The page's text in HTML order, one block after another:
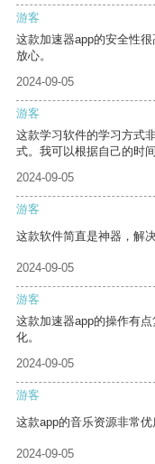
游客
这款加速器app的安全性
放心。
2024-09-05
游客
这款学习软件的学习方式
式。我可以根据自己的时
2024-09-05
游客
这款软件简直是神器，解
2024-09-05
游客
这款加速器app的操作有
化。
2024-09-05
游客
这款app的音乐资源非常优
2024-09-05